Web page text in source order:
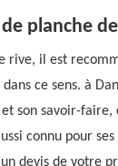
planche
rive, il est
ce sens. à
son savoir-
connu pour
devis de votre